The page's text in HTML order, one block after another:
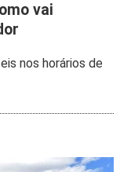
vai
nos horários de